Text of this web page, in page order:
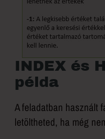
INDEX és
példa
A feladatban használt
letöltheted, ha még